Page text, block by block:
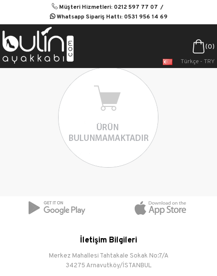
Müşteri Hizmetleri: 0212 597 77 07
Whatsapp Sipariş Hattı: 0531 956 14 69
0
Türkçe - TRY
İletişim Bilgileri
Merkez Mahallesi Tahtakale Sokak No:7/A
34275 Arnavutköy/İSTANBUL